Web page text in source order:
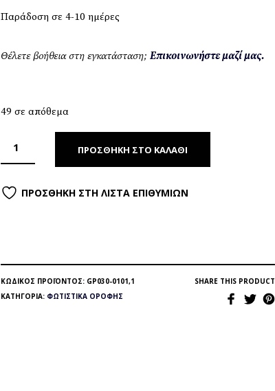
Παράδοση σε 4-10 ημέρες
Θέλετε βοήθεια στη εγκατάσταση; Επικοινωνήστε μαζί μας.
49 σε απόθεμα
ΠΡΟΣΘΉΚΗ ΣΤΟ ΚΑΛΆΘΙ
ΠΡΟΣΘΉΚΗ ΣΤΗ ΛΊΣΤΑ ΕΠΙΘΥΜΙΏΝ
ΚΩΔΙΚΌΣ ΠΡΟΪΌΝΤΟΣ: GP030-0101,1
ΚΑΤΗΓΟΡΊΑ: ΦΩΤΙΣΤΙΚΆ ΟΡΟΦΉΣ
SHARE THIS PRODUCT